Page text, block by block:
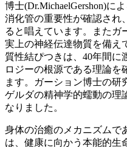
博士(Dr.MichaelGershon)に
消化管の重要性が確認され
ると唱えています。またガ
実上の神経伝達物質を備え
質性結ぴつきは、40年間に
ロジーの根源である理論を
ます。ガーション博士の研
ゲルダの精神学的蠕動の理
なりました。
身体の治癒のメカニズムで
は、健康に向かう本能的生